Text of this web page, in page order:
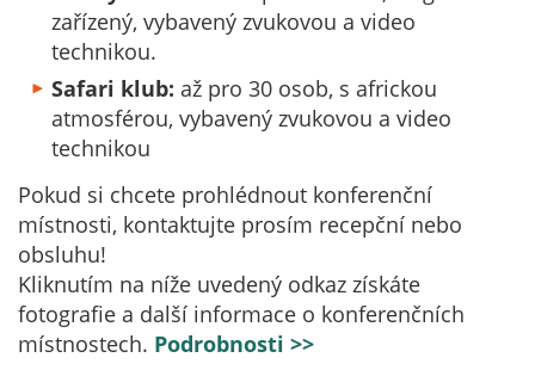
zařízený, vybavený zvukovou a video
technikou.
Safari klub: až pro 30 osob, s africkou
atmosférou, vybavený zvukovou a video
technikou
Pokud si chcete prohlédnout konferenční
místnosti, kontaktujte prosím recepční nebo
obsluhu!
Kliknutím na níže uvedený odkaz získáte
fotografie a další informace o konferenčních
místnostech. Podrobnosti >>